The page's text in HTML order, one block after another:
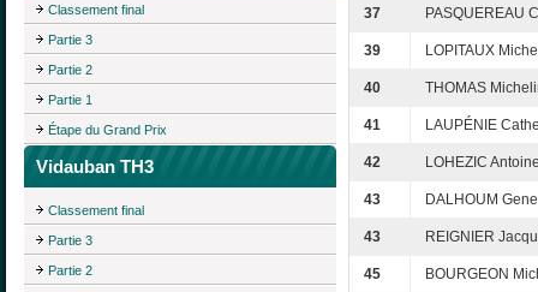
Classement final
Partie 3
Partie 2
Partie 1
Étape du Grand Prix
Vidauban TH3
Classement final
Partie 3
Partie 2
37 PASQUEREAU
39 LOPITAUX
40 THOMAS
41 LAUPÉNIE
42 LOHEZIC
43 DALHOUM
43 REIGNIER
45 BOURGEON